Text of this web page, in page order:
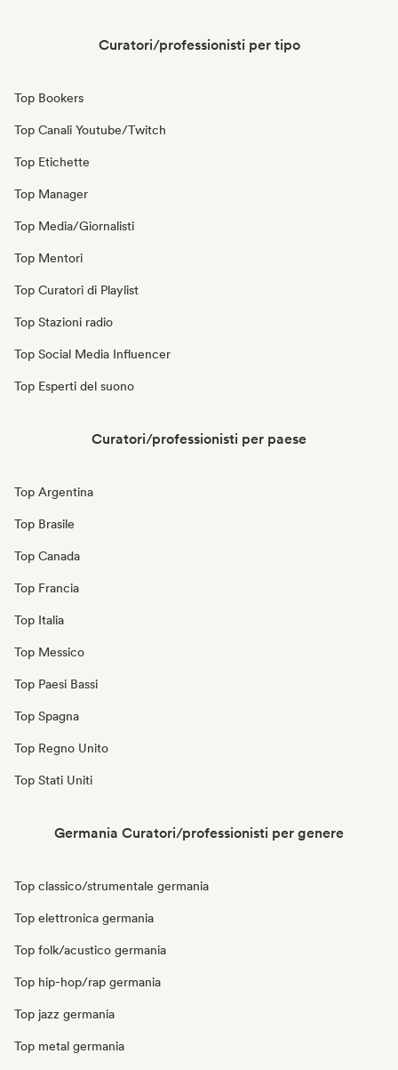
Curatori/professionisti per tipo
Top Bookers
Top Canali Youtube/Twitch
Top Etichette
Top Manager
Top Media/Giornalisti
Top Mentori
Top Curatori di Playlist
Top Stazioni radio
Top Social Media Influencer
Top Esperti del suono
Curatori/professionisti per paese
Top Argentina
Top Brasile
Top Canada
Top Francia
Top Italia
Top Messico
Top Paesi Bassi
Top Spagna
Top Regno Unito
Top Stati Uniti
Germania Curatori/professionisti per genere
Top classico/strumentale germania
Top elettronica germania
Top folk/acustico germania
Top hip-hop/rap germania
Top jazz germania
Top metal germania